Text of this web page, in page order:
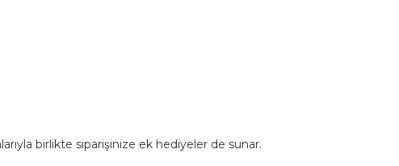
birlikte siparişinize ek hediyeler de sunar.